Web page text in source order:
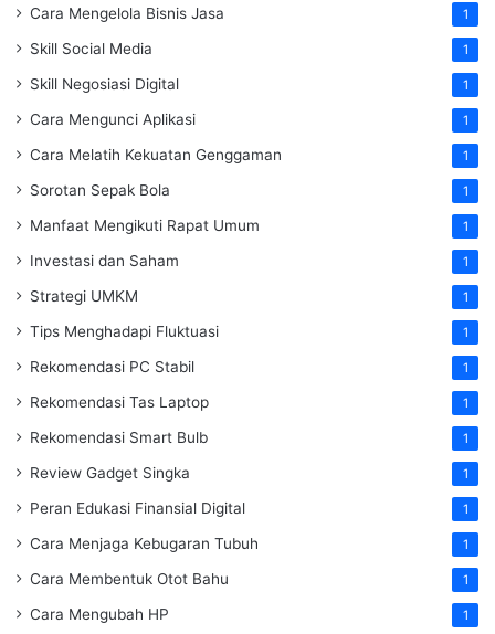
Cara Mengelola Bisnis Jasa 1
Skill Social Media 1
Skill Negosiasi Digital 1
Cara Mengunci Aplikasi 1
Cara Melatih Kekuatan Genggaman 1
Sorotan Sepak Bola 1
Manfaat Mengikuti Rapat Umum 1
Investasi dan Saham 1
Strategi UMKM 1
Tips Menghadapi Fluktuasi 1
Rekomendasi PC Stabil 1
Rekomendasi Tas Laptop 1
Rekomendasi Smart Bulb 1
Review Gadget Singka 1
Peran Edukasi Finansial Digital 1
Cara Menjaga Kebugaran Tubuh 1
Cara Membentuk Otot Bahu 1
Cara Mengubah HP 1